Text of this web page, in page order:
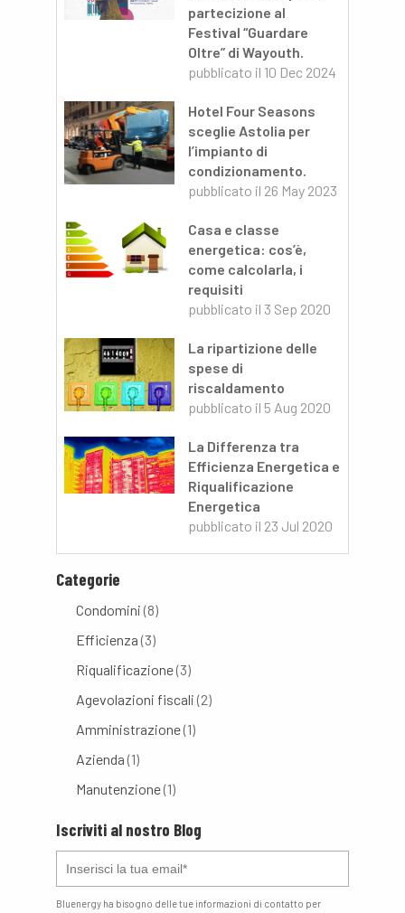
partecizione al
Festival “Guardare
Oltre” di Wayouth.
pubblicato il 10 Dec 2024
Hotel Four Seasons
sceglie Astolia per
l’impianto di
condizionamento.
pubblicato il 26 May 2023
Casa e classe
energetica: cos’è,
come calcolarla, i
requisiti
pubblicato il 3 Sep 2020
La ripartizione delle
spese di
riscaldamento
pubblicato il 5 Aug 2020
La Differenza tra
Efficienza Energetica e
Riqualificazione
Energetica
pubblicato il 23 Jul 2020
Categorie
Condomini(8)
Efficienza(3)
Riqualificazione(3)
Agevolazioni fiscali(2)
Amministrazione(1)
Azienda(1)
Manutenzione(1)
Iscriviti al nostro Blog
Bluenergy ha bisogno delle tue informazioni di contatto per